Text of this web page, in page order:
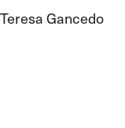
Teresa Gancedo